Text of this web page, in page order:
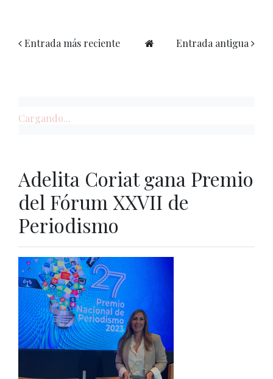
Entrada más reciente Entrada antigua
Cargando...
Adelita Coriat gana Premio
del Fórum XXVII de
Periodismo